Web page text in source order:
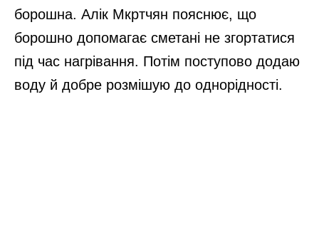
борошна. Алік Мкртчян пояснює, що
борошно допомагає сметані не згортатися
під час нагрівання. Потім поступово додаю
воду й добре розмішую до однорідності.